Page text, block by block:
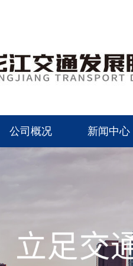
公司概况 新闻中心